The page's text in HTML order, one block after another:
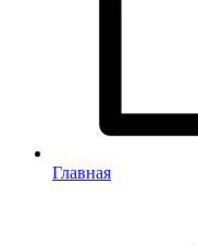
Главная